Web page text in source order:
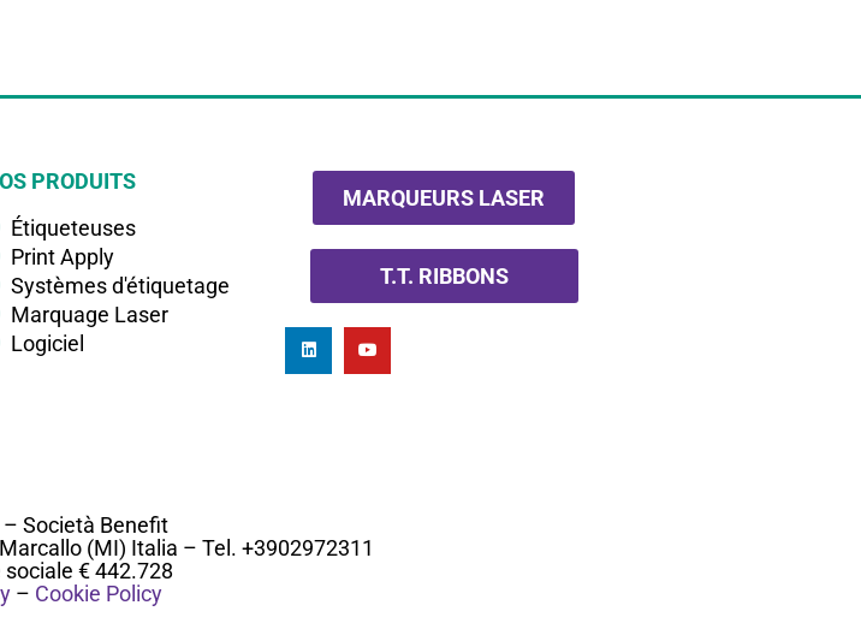
PRODUITS
Étiqueteuses
Print Apply
Systèmes d'étiquetage
Marquage Laser
Logiciel
MARQUEURS LASER
T.T. RIBBONS
Società Benefit
(MI) Italia – Tel. +3902972311
€ 442.728
– Cookie Policy